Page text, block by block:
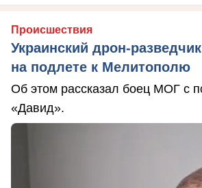
Происшествия
Украинский дрон-
на подлете к Мелитополю
Об этом рассказал боец МОГ с
«Давид».